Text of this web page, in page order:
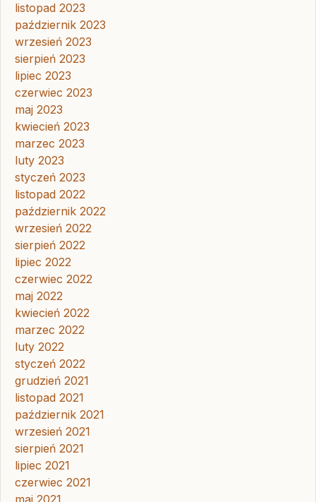
listopad 2023
październik 2023
wrzesień 2023
sierpień 2023
lipiec 2023
czerwiec 2023
maj 2023
kwiecień 2023
marzec 2023
luty 2023
styczeń 2023
listopad 2022
październik 2022
wrzesień 2022
sierpień 2022
lipiec 2022
czerwiec 2022
maj 2022
kwiecień 2022
marzec 2022
luty 2022
styczeń 2022
grudzień 2021
listopad 2021
październik 2021
wrzesień 2021
sierpień 2021
lipiec 2021
czerwiec 2021